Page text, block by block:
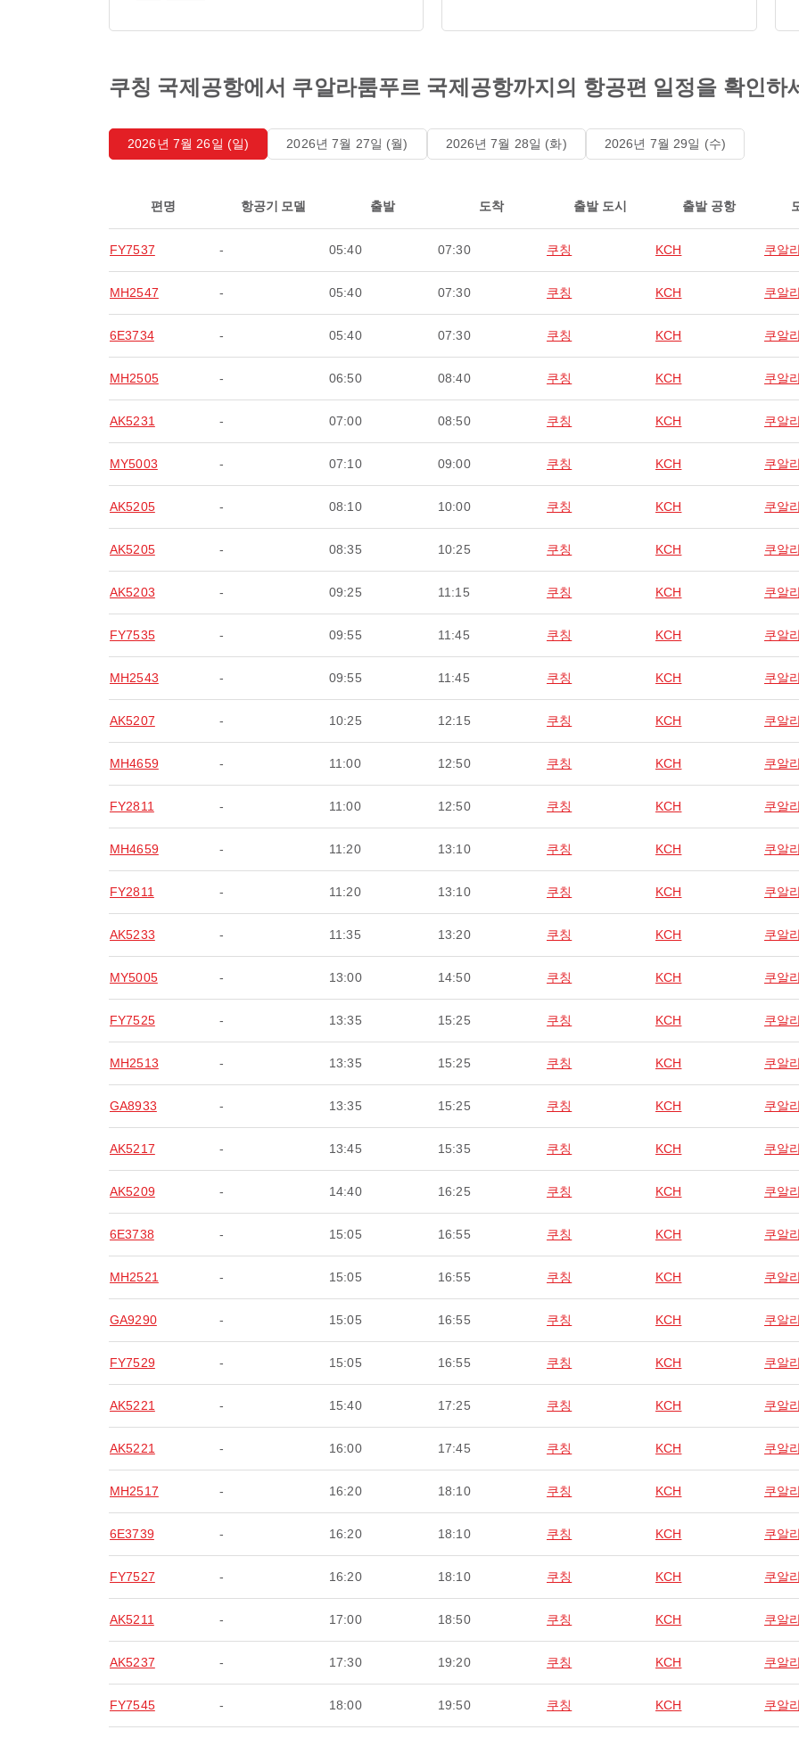
쿠칭 국제공항에서 쿠알라룸푸르 국제공항까지의 항공편 일정을 확인하
2026년 7월 26일 (일) 2026년 7월 27일 (월) 2026년 7월 28일 (화) 2026년 7월 29일 (수)
편명 항공기 모델 출발 도착 출발 도시 출발 공항
FY7537 - 05:40 07:30 쿠칭 KCH 쿠알
MH2547 - 05:40 07:30 쿠칭 KCH 쿠알
6E3734 - 05:40 07:30 쿠칭 KCH 쿠알
MH2505 - 06:50 08:40 쿠칭 KCH 쿠알
AK5231 - 07:00 08:50 쿠칭 KCH 쿠알
MY5003 - 07:10 09:00 쿠칭 KCH 쿠알
AK5205 - 08:10 10:00 쿠칭 KCH 쿠알
AK5205 - 08:35 10:25 쿠칭 KCH 쿠알
AK5203 - 09:25 11:15 쿠칭 KCH 쿠알
FY7535 - 09:55 11:45 쿠칭 KCH 쿠알
MH2543 - 09:55 11:45 쿠칭 KCH 쿠알
AK5207 - 10:25 12:15 쿠칭 KCH 쿠알
MH4659 - 11:00 12:50 쿠칭 KCH 쿠알
FY2811 - 11:00 12:50 쿠칭 KCH 쿠알
MH4659 - 11:20 13:10 쿠칭 KCH 쿠알
FY2811 - 11:20 13:10 쿠칭 KCH 쿠알
AK5233 - 11:35 13:20 쿠칭 KCH 쿠알
MY5005 - 13:00 14:50 쿠칭 KCH 쿠알
FY7525 - 13:35 15:25 쿠칭 KCH 쿠알
MH2513 - 13:35 15:25 쿠칭 KCH 쿠알
GA8933 - 13:35 15:25 쿠칭 KCH 쿠알
AK5217 - 13:45 15:35 쿠칭 KCH 쿠알
AK5209 - 14:40 16:25 쿠칭 KCH 쿠알
6E3738 - 15:05 16:55 쿠칭 KCH 쿠알
MH2521 - 15:05 16:55 쿠칭 KCH 쿠알
GA9290 - 15:05 16:55 쿠칭 KCH 쿠알
FY7529 - 15:05 16:55 쿠칭 KCH 쿠알
AK5221 - 15:40 17:25 쿠칭 KCH 쿠알
AK5221 - 16:00 17:45 쿠칭 KCH 쿠알
MH2517 - 16:20 18:10 쿠칭 KCH 쿠알
6E3739 - 16:20 18:10 쿠칭 KCH 쿠알
FY7527 - 16:20 18:10 쿠칭 KCH 쿠알
AK5211 - 17:00 18:50 쿠칭 KCH 쿠알
AK5237 - 17:30 19:20 쿠칭 KCH 쿠알
FY7545 - 18:00 19:50 쿠칭 KCH 쿠알